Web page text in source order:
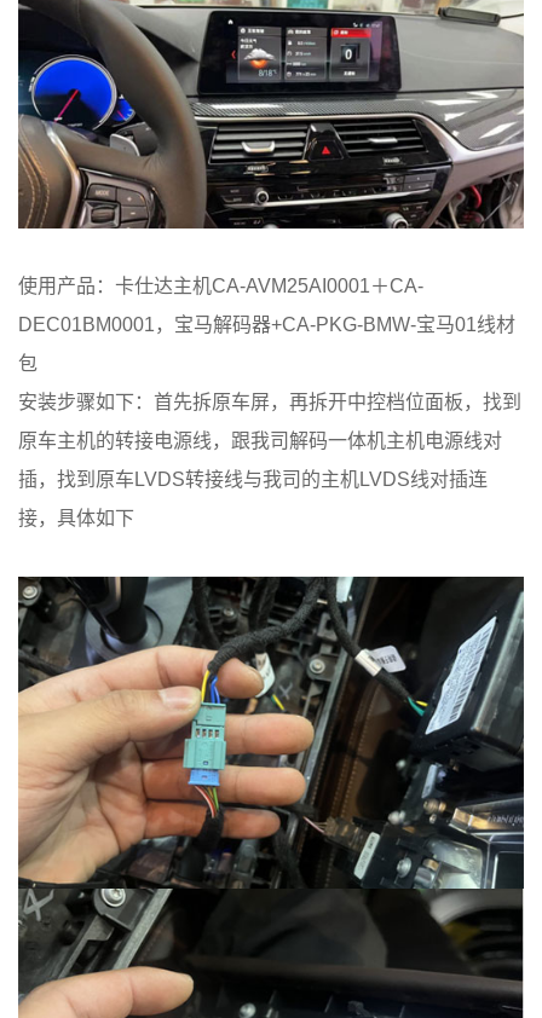
使用产品：卡仕达主机CA-AVM25AI0001＋CA-
DEC01BM0001，宝马解码器+CA-PKG-BMW-宝马01线材
包
安装步骤如下：首先拆原车屏，再拆开中控档位面板，找到
原车主机的转接电源线，跟我司解码一体机主机电源线对
插，找到原车LVDS转接线与我司的主机LVDS线对插连
接，具体如下